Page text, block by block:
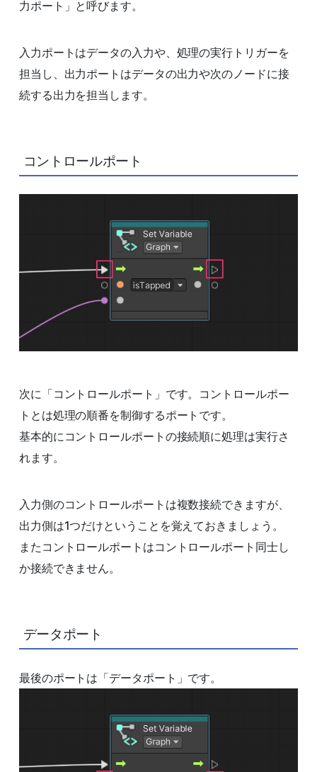
力ポート」と呼びます。
入力ポートはデータの入力や、処理の実行トリガーを
担当し、出力ポートはデータの出力や次のノードに接
続する出力を担当します。
コントロールポート
次に「コントロールポート」です。コントロールポー
トとは処理の順番を制御するポートです。
基本的にコントロールポートの接続順に処理は実行さ
れます。
入力側のコントロールポートは複数接続できますが、
出力側は1つだけということを覚えておきましょう。
またコントロールポートはコントロールポート同士し
か接続できません。
データポート
最後のポートは「データポート」です。